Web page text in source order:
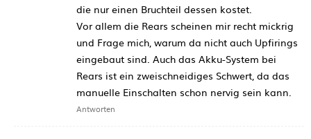
die nur einen Bruchteil dessen kostet.
Vor allem die Rears scheinen mir recht mickrig
und Frage mich, warum da nicht auch Upfirings
eingebaut sind. Auch das Akku-System bei
Rears ist ein zweischneidiges Schwert, da das
manuelle Einschalten schon nervig sein kann.
Antworten